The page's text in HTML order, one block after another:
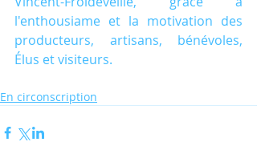
l'enthousiame et la motivation des
producteurs, artisans, bénévoles,
Élus et visiteurs.
En circonscription